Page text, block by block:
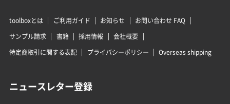
toolboxとは ご利用ガイド お知らせ
お問い合わせ FAQ
サンプル請求
書籍 採用情報
会社概要
特定商取引に関する表記
プライバシーポリシー Overseas shipping